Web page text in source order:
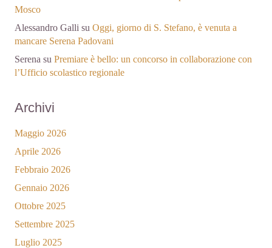
Mosco
Alessandro Galli su Oggi, giorno di S. Stefano, è venuta a
mancare Serena Padovani
Serena su Premiare è bello: un concorso in collaborazione con
l’Ufficio scolastico regionale
Archivi
Maggio 2026
Aprile 2026
Febbraio 2026
Gennaio 2026
Ottobre 2025
Settembre 2025
Luglio 2025